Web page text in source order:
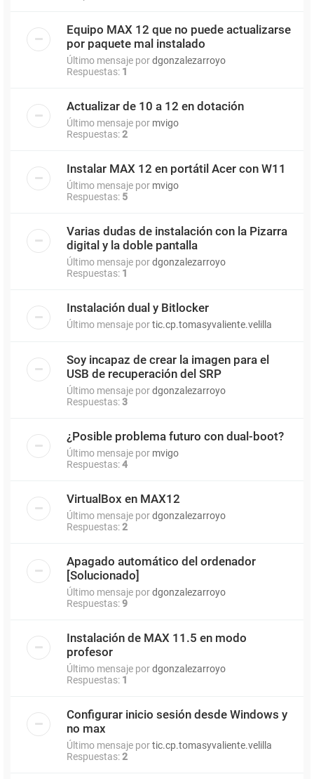
Equipo MAX 12 que no puede actualizarse
por paquete mal instalado
Último mensaje pordgonzalezarroyo
Respuestas: 1
Actualizar de 10 a 12 en dotación
Último mensaje por mvigo
Respuestas:2
Instalar MAX 12 en portátil Acer con W11
Último mensaje por mvigo
Respuestas: 5
Varias dudas de instalación con la Pizarra
digital y la doble pantalla
Último mensaje pordgonzalezarroyo
Respuestas: 1
Instalación dual y Bitlocker
Último mensaje portic.cp.tomasyvaliente.velilla
Soy incapaz de crear la imagen para el
USB de recuperación del SRP
Último mensaje pordgonzalezarroyo
Respuestas:3
¿Posible problema futuro con dual-boot?
Último mensaje por mvigo
Respuestas:4
VirtualBox en MAX12
Último mensaje pordgonzalezarroyo
Respuestas:2
Apagado automático del ordenador
[Solucionado]
Último mensaje pordgonzalezarroyo
Respuestas:9
Instalación de MAX 11.5 en modo
profesor
Último mensaje pordgonzalezarroyo
Respuestas: 1
Configurar inicio sesión desde Windows y
no max
Último mensaje portic.cp.tomasyvaliente.velilla
Respuestas:2